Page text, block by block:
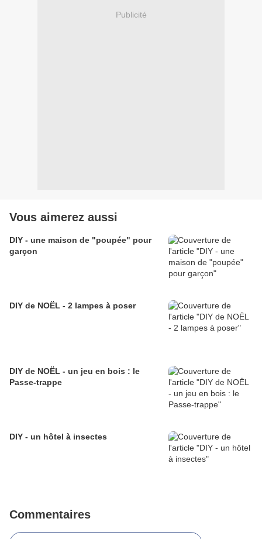
Publicité
Vous aimerez aussi
DIY - une maison de "poupée" pour
garçon
DIY de NOËL - 2 lampes à poser
DIY de NOËL - un jeu en bois : le
Passe-trappe
DIY - un hôtel à insectes
Commentaires